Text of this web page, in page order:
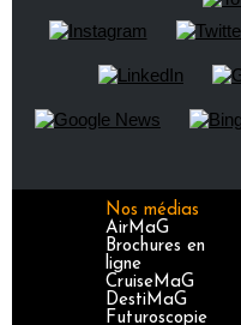
Nos médias
AirMaG
Brochures en
ligne
CruiseMaG
DestiMaG
Futuroscopie